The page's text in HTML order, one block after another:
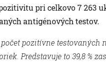
pri celkovo 7 263
antigénových testov.
počet pozitívne
Predstavuje to 39,8 %